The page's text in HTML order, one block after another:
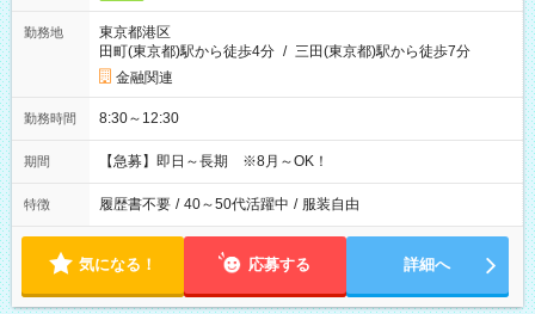
勤務地
東京都港区
田町(東京都)駅から徒歩4分 / 三田(東京都)駅から徒歩7分
金融関連
勤務時間 8:30～12:30
期間 【急募】即日～長期 ※8月～OK！
特徴 履歴書不要 / 40～50代活躍中 / 服装自由
気になる！ 応募する 詳細へ